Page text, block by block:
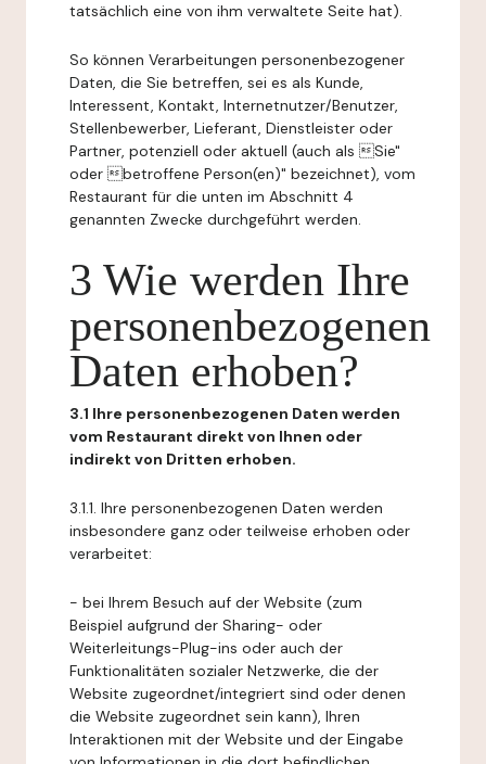
tatsächlich eine von ihm verwaltete Seite hat).
So können Verarbeitungen personenbezogener
Daten, die Sie betreffen, sei es als Kunde,
Interessent, Kontakt, Internetnutzer/Benutzer,
Stellenbewerber, Lieferant, Dienstleister oder
Partner, potenziell oder aktuell (auch als Sie"
oder betroffene Person(en)" bezeichnet), vom
Restaurant für die unten im Abschnitt 4
genannten Zwecke durchgeführt werden.
3 Wie werden Ihre
personenbezogenen
Daten erhoben?
3.1 Ihre personenbezogenen Daten werden
vom Restaurant direkt von Ihnen oder
indirekt von Dritten erhoben.
3.1.1. Ihre personenbezogenen Daten werden
insbesondere ganz oder teilweise erhoben oder
verarbeitet:
- bei Ihrem Besuch auf der Website (zum
Beispiel aufgrund der Sharing- oder
Weiterleitungs-Plug-ins oder auch der
Funktionalitäten sozialer Netzwerke, die der
Website zugeordnet/integriert sind oder denen
die Website zugeordnet sein kann), Ihren
Interaktionen mit der Website und der Eingabe